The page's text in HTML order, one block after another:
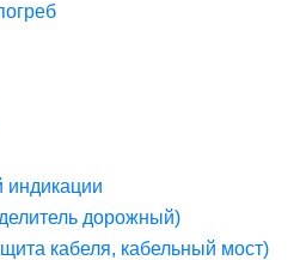
индикации
дорожный)
кабеля, кабельный мост)